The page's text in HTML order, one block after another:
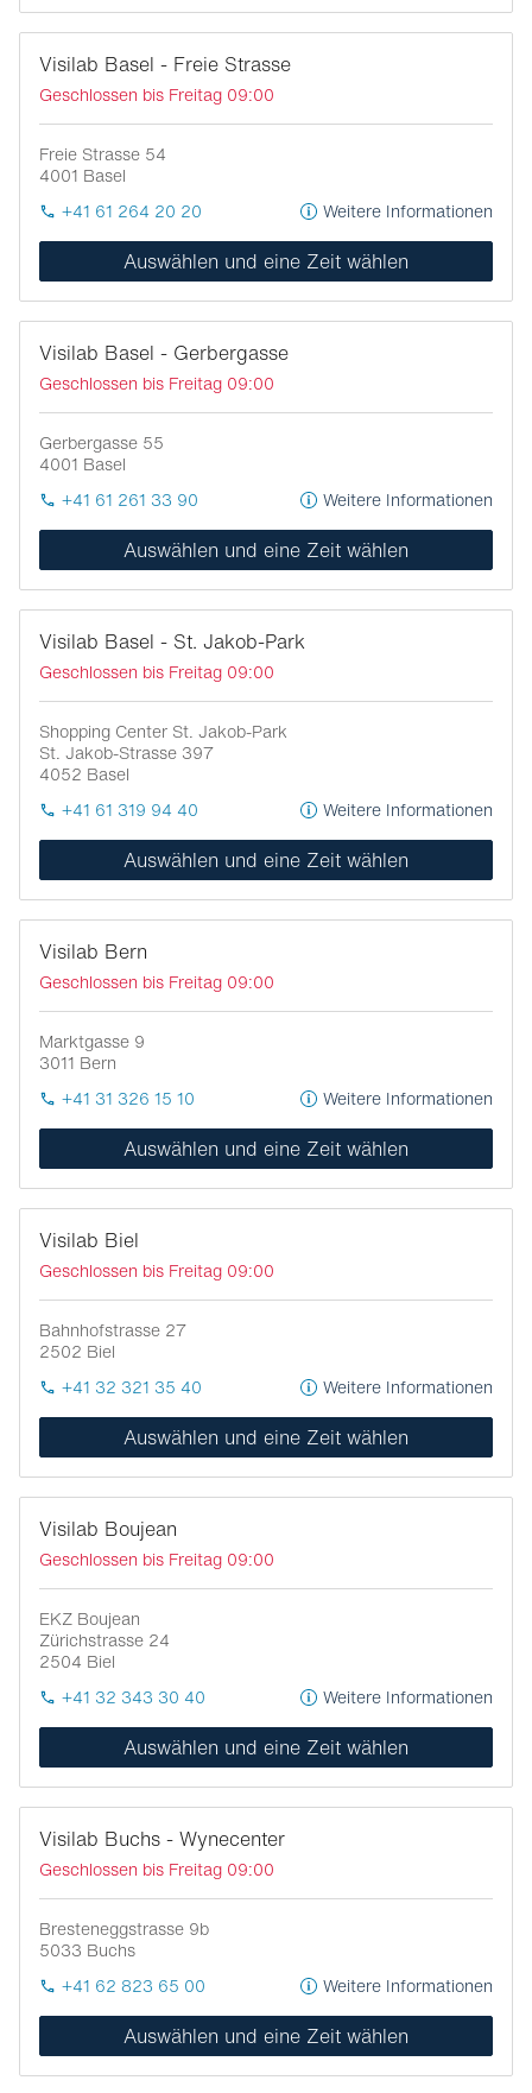
Visilab Basel - Freie Strasse
Geschlossen bis Freitag 09:00
Freie Strasse 54
4001 Basel
+41 61 264 20 20
Weitere Informationen
Auswählen und eine Zeit wählen
Visilab Basel - Gerbergasse
Geschlossen bis Freitag 09:00
Gerbergasse 55
4001 Basel
+41 61 261 33 90
Weitere Informationen
Auswählen und eine Zeit wählen
Visilab Basel - St. Jakob-Park
Geschlossen bis Freitag 09:00
Shopping Center St. Jakob-Park
St. Jakob-Strasse 397
4052 Basel
+41 61 319 94 40
Weitere Informationen
Auswählen und eine Zeit wählen
Visilab Bern
Geschlossen bis Freitag 09:00
Marktgasse 9
3011 Bern
+41 31 326 15 10
Weitere Informationen
Auswählen und eine Zeit wählen
Visilab Biel
Geschlossen bis Freitag 09:00
Bahnhofstrasse 27
2502 Biel
+41 32 321 35 40
Weitere Informationen
Auswählen und eine Zeit wählen
Visilab Boujean
Geschlossen bis Freitag 09:00
EKZ Boujean
Zürichstrasse 24
2504 Biel
+41 32 343 30 40
Weitere Informationen
Auswählen und eine Zeit wählen
Visilab Buchs - Wynecenter
Geschlossen bis Freitag 09:00
Bresteneggstrasse 9b
5033 Buchs
+41 62 823 65 00
Weitere Informationen
Auswählen und eine Zeit wählen